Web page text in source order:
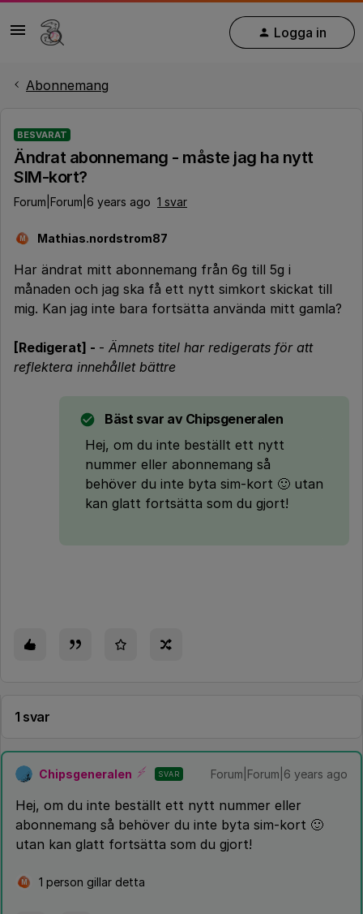
Logga in
Abonnemang
BESVARAT
Ändrat abonnemang - måste jag ha nytt
SIM-kort?
Forum|Forum|6 years ago 1 svar
M Mathias.nordstrom87
Har ändrat mitt abonnemang från 6g till 5g i
månaden och jag ska få ett nytt simkort skickat till
mig. Kan jag inte bara fortsätta använda mitt gamla?
[Redigerat] - - Ämnets titel har redigerats för att
reflektera innehållet bättre
Bäst svar av Chipsgeneralen
Hej, om du inte beställt ett nytt
nummer eller abonnemang så
behöver du inte byta sim-kort 🙂 utan
kan glatt fortsätta som du gjort!
1 svar
Chipsgeneralen SVAR Forum|Forum|6 years ago
Hej, om du inte beställt ett nytt nummer eller
abonnemang så behöver du inte byta sim-kort 🙂
utan kan glatt fortsätta som du gjort!
M 1 person gillar detta